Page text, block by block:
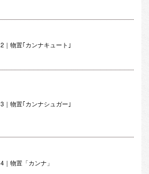
2｜物置｢カンナキュート｣
3｜物置｢カンナシュガー｣
4｜物置「カンナ」